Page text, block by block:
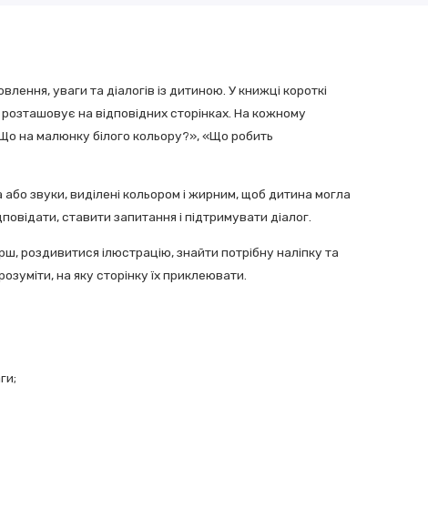
уваги та діалогів із дитиною. У книжці короткі
розташовує на відповідних сторінках. На кожному
на малюнку білого кольору?», «Що робить
звуки, виділені кольором і жирним, щоб дитина могла
ставити запитання і підтримувати діалог.
роздивитися ілюстрацію, знайти потрібну наліпку та
на яку сторінку їх приклеювати.
діалогів з дорослим, тренування уваги, памʼяті та